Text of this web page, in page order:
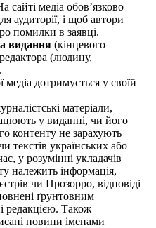
сайті медіа обов’язково
аудиторії, і щоб автори
помилки в заявці.
видання (кінцевого
(людину,
медіа дотримується у своїй
матеріали,
у виданні, чи його
контенту не зарахують
текстів українських або
у розумінні укладачів
належить інформація,
чи Прозорро, відповіді
ґрунтовним
редакцією. Також
новини іменами